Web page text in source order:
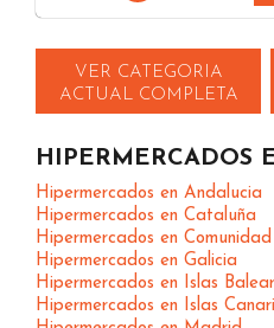
VER CATEGORIA
ACTUAL COMPLETA
HIPERMERCADOS
Hipermercados en Andalucia
Hipermercados en Cataluña
Hipermercados en
Hipermercados en Galicia
Hipermercados en Islas
Hipermercados en Islas